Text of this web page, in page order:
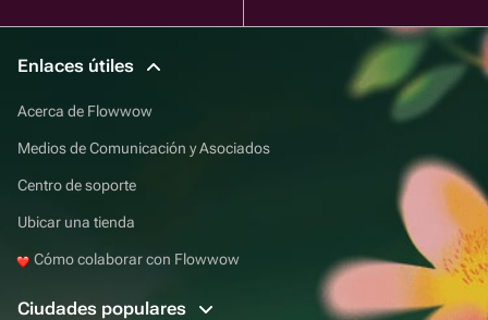
Enlaces útiles
Acerca de Flowwow
Medios de Comunicación y Asociados
Centro de soporte
Ubicar una tienda
Cómo colaborar con Flowwow
Ciudades populares